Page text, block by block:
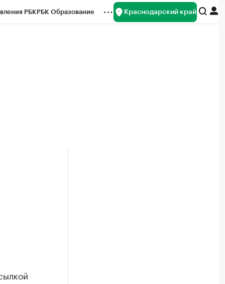
РБКРБК Образование Краснодарский край